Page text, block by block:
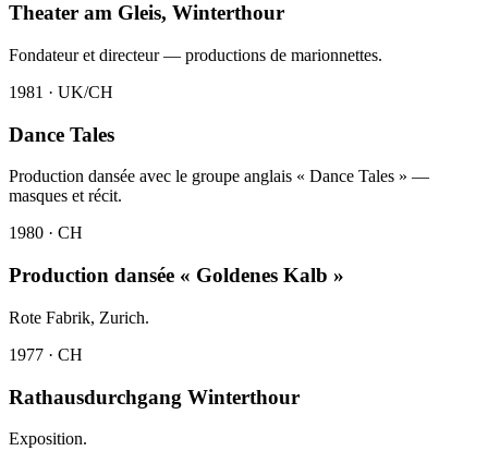
Theater am Gleis, Winterthour
Fondateur et directeur — productions de marionnettes.
1981 · UK/CH
Dance Tales
Production dansée avec le groupe anglais « Dance Tales » —
masques et récit.
1980 · CH
Production dansée « Goldenes Kalb »
Rote Fabrik, Zurich.
1977 · CH
Rathausdurchgang Winterthour
Exposition.